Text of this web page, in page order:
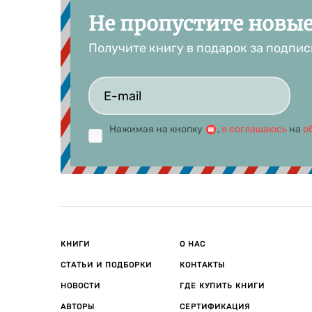
«Террор
знаю»
В 2024
Как
периода —
«Я пишу
Виктория
лучшие
В
Не пропустите
Получите книгу в подарок за
Нажимая на кнопку , я соглашаюсь на
КНИГИ
СТАТЬИ И ПОДБОРКИ
НОВОСТИ
АВТОРЫ
О НАС
КОНТАКТЫ
ГДЕ КУПИТЬ КНИГИ
СЕРТИФИКАЦИЯ